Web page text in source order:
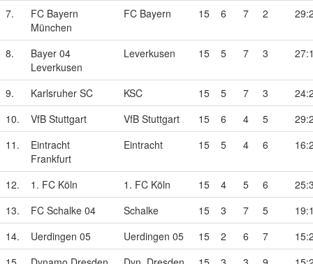
7.
FC Bayern
München
FC Bayern 15 6 7 2
8.
Bayer 04
Leverkusen
Leverkusen 15 5 7 3
9. Karlsruher SC KSC 15 5 7 3
10.
VfB Stuttgart VfB Stuttgart 15 6 4 5
11.
Eintracht
Frankfurt
Eintracht 15 5 4 6
12. 1. FC Köln 1. FC Köln 15 4 5 6
13.
FC Schalke 04 Schalke 15 3 7 5
14.
Uerdingen 05 Uerdingen 05 15 2 6 7